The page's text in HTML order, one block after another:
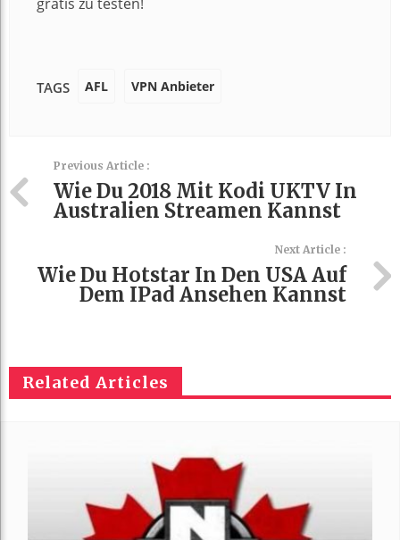
TAGS AFL VPN Anbieter
Previous Article :
Wie Du 2018 Mit Kodi UKTV In
Australien Streamen Kannst
Next Article :
Wie Du Hotstar In Den USA Auf
Dem IPad Ansehen Kannst
Related Articles